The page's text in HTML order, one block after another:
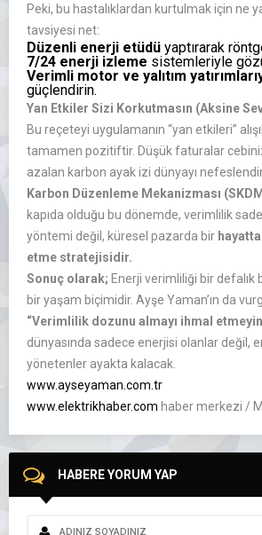
Peki, bu hastalıklardan kurtulmak için ne
tavsiyesi net:
Düzenli enerji etüdü yaptırarak
7/24 enerji izleme sistemleriyle
Verimli motor ve yalıtım
güçlendirin.
Yan Etkiler Sizi Korkutmasın (Aksine
Bu reçeteyi uygulamanın “yan etkileri”
tamamen pozitiftir. Düşük faturalar
azalan karbon ayak izi dünyayı
Karbon Düzenleme Mekanizması
kapıda olduğu bu dönemde, verimlilik
yöntemi değil, küresel pazarda bir
etme stratejisidir.
Sonuç olarak; Enerji verimliliği bir defalık
bir yaşam biçimidir. Ayşe Yaman’ın da
“Verimlilik dozunu almayı ihmal
dünyasında sadece enerjisi olanlar değil,
yönetenler ayakta kalacak.
www.ayseyaman.com.tr
www.elektrikhaber.com haber merkezi /
HABERE YORUM YAP